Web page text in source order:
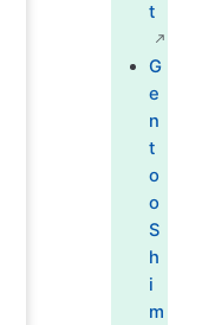
t
G
e
n
t
o
o
S
h
i
m